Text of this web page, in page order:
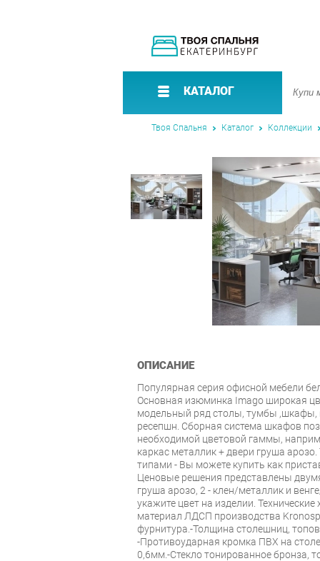
КАТАЛОГ
Твоя Спальня Каталог Коллекции
ОПИСАНИЕ
Популярная серия офисной мебели
Основная изюминка Imago широкая
модельный ряд столы, тумбы ,шкафы,
ресепшн. Сборная система шкафов
необходимой цветовой гаммы,
каркас металлик + двери груша
типами - Вы можете купить как
Ценовые решения представлены
груша арозо, 2 - клен/металлик и
укажите цвет на изделии.
материал ЛДСП производства
фурнитура.-Толщина столешниц,
-Противоударная кромка ПВХ на
0,6мм.-Стекло тонированное бронза,